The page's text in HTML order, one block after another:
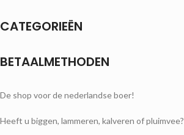
CATEGORIEËN
BETAALMETHODEN
De shop voor de nederlandse boer!
Heeft u biggen, lammeren, kalveren of pluimvee?